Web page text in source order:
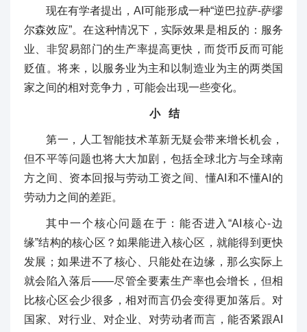
现在有学者提出，AI可能形成一种“逆巴拉萨-萨缪
尔森效应”。在这种情况下，实际效果是相反的：服务
业、非贸易部门的生产率提高更快，而货币反而可能
贬值。将来，以服务业为主和以制造业为主的两类国
家之间的相对竞争力，可能会出现一些变化。
小 结
第一，人工智能技术革新无疑会带来增长机会，
但不平等问题也将大大加剧，包括全球北方与全球南
方之间、资本回报与劳动工资之间、懂AI和不懂AI的
劳动力之间的差距。
其中一个核心问题在于：能否进入“AI核心-边
缘”结构的核心区？如果能进入核心区，就能得到更快
发展；如果进不了核心、只能处在边缘，那么实际上
就会陷入落后——尽管全要素生产率也会增长，但相
比核心区会少很多，相对而言仍会变得更加落后。对
国家、对行业、对企业、对劳动者而言，能否紧跟AI